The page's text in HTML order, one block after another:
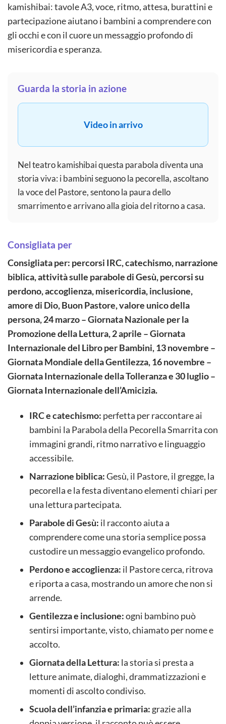
kamishibai: tavole A3, voce, ritmo, attesa, burattini e
partecipazione aiutano i bambini a comprendere con
gli occhi e con il cuore un messaggio profondo di
misericordia e speranza.
Guarda la storia in azione
Video in arrivo
Nel teatro kamishibai questa parabola diventa una
storia viva: i bambini seguono la pecorella, ascoltano
la voce del Pastore, sentono la paura dello
smarrimento e arrivano alla gioia del ritorno a casa.
Consigliata per
Consigliata per: percorsi IRC, catechismo, narrazione
biblica, attività sulle parabole di Gesù, percorsi su
perdono, accoglienza, misericordia, inclusione,
amore di Dio, Buon Pastore, valore unico della
persona, 24 marzo – Giornata Nazionale per la
Promozione della Lettura, 2 aprile – Giornata
Internazionale del Libro per Bambini, 13 novembre –
Giornata Mondiale della Gentilezza, 16 novembre –
Giornata Internazionale della Tolleranza e 30 luglio –
Giornata Internazionale dell’Amicizia.
IRC e catechismo: perfetta per raccontare ai
bambini la Parabola della Pecorella Smarrita con
immagini grandi, ritmo narrativo e linguaggio
accessibile.
Narrazione biblica:Gesù, il Pastore, il gregge, la
pecorella e la festa diventano elementi chiari per
una lettura partecipata.
Parabole di Gesù: il racconto aiuta a
comprendere come una storia semplice possa
custodire un messaggio evangelico profondo.
Perdono e accoglienza: il Pastore cerca, ritrova
e riporta a casa, mostrando un amore che non si
arrende.
Gentilezza e inclusione:ogni bambino può
sentirsi importante, visto, chiamato per nome e
accolto.
Giornata della Lettura: la storia si presta a
letture animate, dialoghi, drammatizzazioni e
momenti di ascolto condiviso.
Scuola dell’infanzia e primaria:grazie alla